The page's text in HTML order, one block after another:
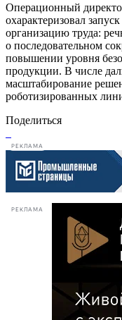
Операционный
охарактеризовал
организацию труда:
о последовательном
повышении уровня
продукции. В числе
масштабирование
роботизированных
Поделиться
РЕКЛАМА
РЕКЛАМА